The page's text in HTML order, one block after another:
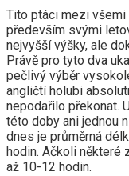
Tito ptáci mezi
především svými
nejvyšší výšky, ale
Právě pro tyto dva
pečlivý výběr
angličtí holubi
nepodařilo překonat.
této doby ani jednou
dnes je průměrná
hodin. Ačkoli některé
až 10-12 hodin.